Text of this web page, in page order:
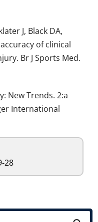
J, Black DA,
of clinical
Br J Sports Med.
New Trends. 2:a
International
28